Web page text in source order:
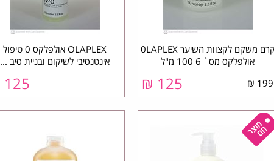
קרם משקם לקצוות השיער 0LAPLEX
אולפלקס מס` 6 100 מ"ל
199 ₪
125
₪
OLAPLEX אולפלקס 0 טיפול
אינטנסיבי לשיקום ובניית סיב ...
125